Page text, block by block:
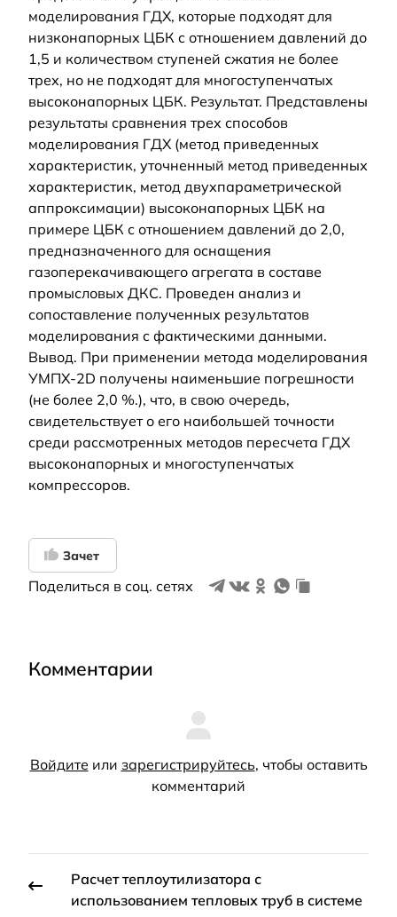
моделирования ГДХ, которые подходят для
низконапорных ЦБК с отношением давлений до
1,5 и количеством ступеней сжатия не более
трех, но не подходят для многоступенчатых
высоконапорных ЦБК. Результат. Представлены
результаты сравнения трех способов
моделирования ГДХ (метод приведенных
характеристик, уточненный метод приведенных
характеристик, метод двухпараметрической
аппроксимации) высоконапорных ЦБК на
примере ЦБК с отношением давлений до 2,0,
предназначенного для оснащения
газоперекачивающего агрегата в составе
промысловых ДКС. Проведен анализ и
сопоставление полученных результатов
моделирования с фактическими данными.
Вывод. При применении метода моделирования
УМПХ-2D получены наименьшие погрешности
(не более 2,0 %.), что, в свою очередь,
свидетельствует о его наибольшей точности
среди рассмотренных методов пересчета ГДХ
высоконапорных и многоступенчатых
компрессоров.
Зачет
Поделиться в соц. сетях
Комментарии
Войдите или зарегистрируйтесь, чтобы оставить
комментарий
Расчет теплоутилизатора с
использованием тепловых труб в системе